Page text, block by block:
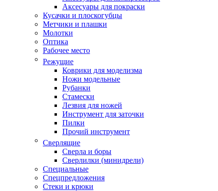
Аксесуары для покраски
Кусачки и плоскогубцы
Метчики и плашки
Молотки
Оптика
Рабочее место
Режущие
Коврики для моделизма
Ножи модельные
Рубанки
Стамески
Лезвия для ножей
Инструмент для заточки
Пилки
Прочий инструмент
Сверлящие
Сверла и боры
Сверлилки (минидрели)
Специальные
Спецпредложения
Стеки и крюки